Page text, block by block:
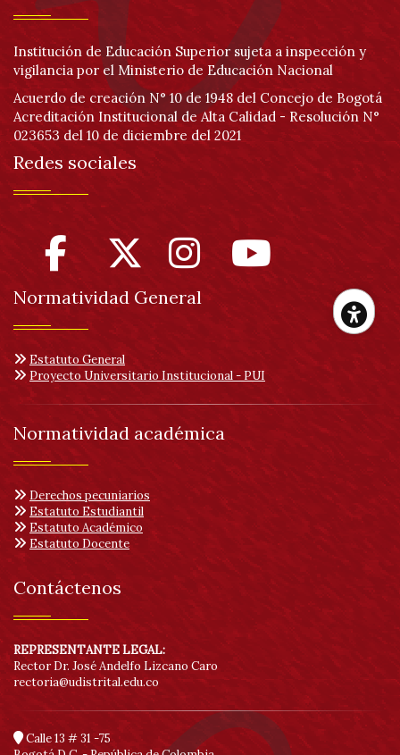
de
Institución de Educación Superior sujeta a inspección y
vigilancia por el Ministerio de Educación Nacional
Acuerdo de creación N° 10 de 1948 del Concejo de Bogotá
Acreditación Institucional de Alta Calidad - Resolución N°
023653 del 10 de diciembre del 2021
Redes sociales
Normatividad General
Estatuto General
Proyecto Universitario Institucional - PUI
Normatividad académica
Derechos pecuniarios
Estatuto Estudiantil
Estatuto Académico
Estatuto Docente
Contáctenos
REPRESENTANTE LEGAL:
Rector Dr. José Andelfo Lizcano Caro
rectoria@udistrital.edu.co
Calle 13 # 31 -75